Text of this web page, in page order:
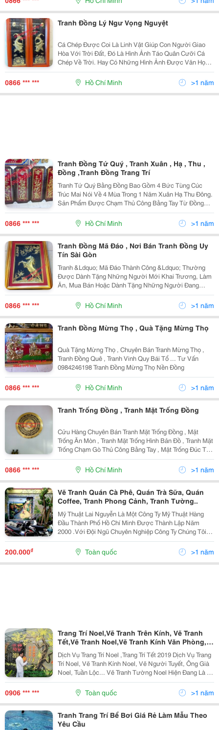
Mừng Thọ
Tranh Đồng Lý Ngư Vọng Nguyệt
Cá Chép Được Coi Là Linh Vật Giúp Con Người Giao
Hòa Với Trời Đất, Đó Là Hình Ảnh Táo Quân Cưỡi Cá
Chép Về Trời. Hay Có Những Hình Ảnh Được Văn Học
Nhắc Đến Như &Quot;Cá Chép Hóa Rồng&Quot; Hay
&Quot;Cá Chép Vượt Vũ Môn&Quot; Thể Hiện Ý Chí
Vươn Lên Thỏa Chí Tiến Thủ. C
0866 *** *** Hồ Chí Minh >1 năm
Tranh Đồng Tứ Quý , Tranh Xuân , Hạ , Thu ,
Đồng ,Tranh Đồng Trang Trí
Tranh Tứ Quý Bằng Đồng Bao Gồm 4 Bức Tùng Cúc
Trúc Mai Nói Về 4 Mùa Trong 1 Năm Xuân Hạ Thu Đông.
Sản Phẩm Được Chạm Thủ Công Bằng Tay Từ Đồng
Vàng Liền Tấm. Khung Tranh Bằng Gỗ, Chạm Hoa Văn
Độc Đáo. Tranh Có Màu Vàng Óng, Nền Đen, Mặt Kính
Chống Bụ
0866 *** *** Hồ Chí Minh >1 năm
Tranh Đồng Mã Đáo , Nơi Bán Tranh Đồng Uy
Tín Sài Gòn
Tranh &Ldquo; Mã Đáo Thành Công &Ldquo; Thường
Được Dành Tặng Những Người Mới Khai Trương, Làm
Ăn, Mua Bán Hoặc Dành Tặng Những Người Đang
Thăng Tiến Trong Sự Nghiệp. Riêng Đối Với Những Bức
Tranh Ngựa Phi Nước Đại Hoặc Ngựa Phi Trên Đồng Cỏ
Thì Nhiề
0866 *** *** Hồ Chí Minh >1 năm
Tranh Đồng Mừng Thọ , Quà Tặng Mừng Thọ
Quà Tặng Mừng Thọ , Chuyên Bán Tranh Mừng Thọ ,
Tranh Đồng Quê , Tranh Vinh Quy Bái Tổ ... Tư Vấn
0984246198 Tranh Đồng Mừng Thọ Nền Đồng
0866 *** *** Hồ Chí Minh >1 năm
Tranh Trống Đồng , Tranh Mặt Trống Đồng
Cửu Hàng Chuyên Bán Tranh Mặt Trống Đồng , Mặt
Trống Ăn Mòn , Tranh Mặt Trống Hình Bản Đồ , Tranh Mặt
Trống Chạm Gò Thủ Công Bằng Tay , Mặt Trống Đúc Tư
Vấn 0984246198 532 Lý Thái Tổ P10 Q10 Mặt Trống
Chạm Thủ Công Mặt Trống Hình
0866 *** *** Hồ Chí Minh >1 năm
Vẽ Tranh Quán Cà Phê, Quán Trà Sữa, Quán
Coffee, Tranh Phong Cảnh, Tranh Tường..
Mỹ Thuật Lai Nguyễn Là Một Công Ty Mỹ Thuật Hàng
Đầu Thành Phố Hồ Chí Minh Được Thành Lập Năm
2000 .Với Đội Ngũ Chuyên Nghiệp Công Ty Chúng Tôi
Đã Không Ngừng Tìm Kiếm Chân Lý Có Tính Chất Lý
Tưởng Về Mỹ Thuật Để Tạo Nên Những Tác Phẩm Đẹp,
Mang Đến
200.000₫ Toàn quốc >1 năm
Trang Trí Noel,Vẽ Tranh Trên Kính, Vẽ Tranh
Tết,Vẽ Tranh Noel,Vẽ Tranh Kính Văn Phòng,
Trang Trí Tết
Dịch Vụ Trang Trí Noel ,Trang Trí Tết 2019 Dịch Vụ Trang
Trí Noel, Vẽ Tranh Kính Noel, Vẽ Người Tuyết, Ông Già
Noel, Tuần Lộc... Vẽ Tranh Tường Noel Hiện Đang Là 1
Trong Các Phong Trào Khá Ấn Tượng Hiện Nay Trong
Dịp Lễ Cuối Năm. Việc Vẽ
0906 *** *** Toàn quốc >1 năm
Tranh Trang Trí Bể Bơi Giá Rẻ Làm Mẫu Theo
Yêu Cầu